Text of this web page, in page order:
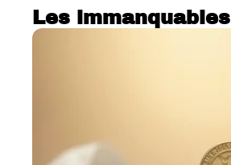
Les immanquables